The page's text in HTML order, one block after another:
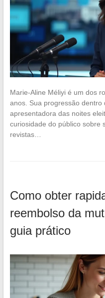
Marie-Aline Méliyi é um dos
anos. Sua progressão
apresentadora das noites
curiosidade do público sobre
revistas…
Como obter
reembolso da
guia prático